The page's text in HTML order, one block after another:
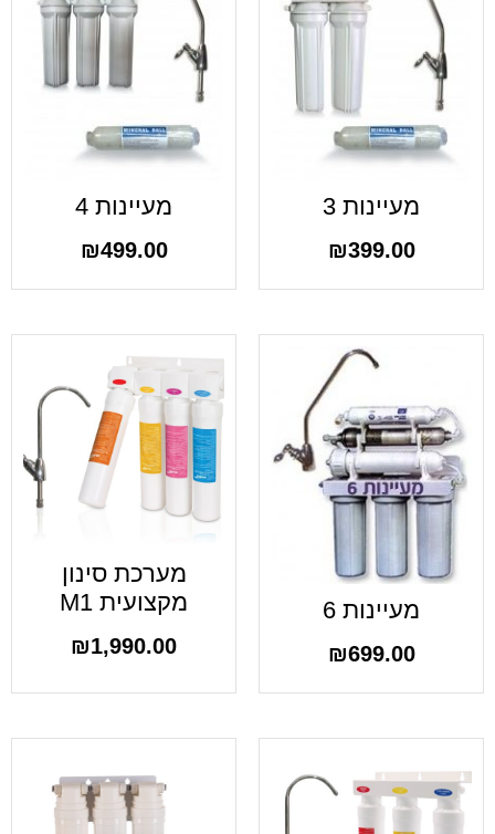
מעיינות 3
₪399.00
מעיינות 4
₪499.00
מעיינות 6
₪699.00
מערכת סינון
מקצועית M1
₪1,990.00